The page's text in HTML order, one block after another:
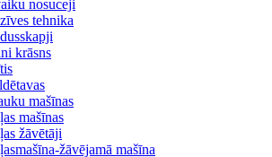
nosuceji
tehnika
krāsns
mašīnas
mašīnas
žāvētāji
žāvējamā mašīna